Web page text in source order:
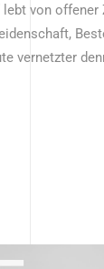
lebt von
vernetzter